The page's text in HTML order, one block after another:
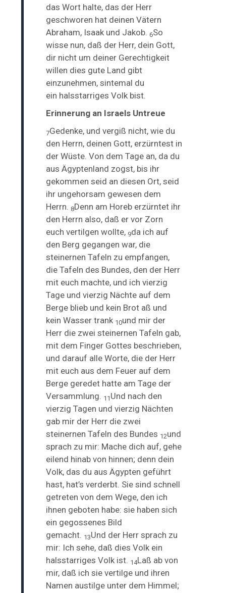
das Wort halte, das der Herr
geschworen hat deinen Vätern
Abraham, Isaak und Jakob. 6So
wisse nun, daß der Herr, dein Gott,
dir nicht um deiner Gerechtigkeit
willen dies gute Land gibt
einzunehmen, sintemal du
ein halsstarriges Volk bist.
Erinnerung an Israels Untreue
7Gedenke, und vergiß nicht, wie du
den Herrn, deinen Gott, erzürntest in
der Wüste. Von dem Tage an, da du
aus Ägyptenland zogst, bis ihr
gekommen seid an diesen Ort, seid
ihr ungehorsam gewesen dem
Herrn.8Denn am Horeb erzürntet ihr
den Herrn also, daß er vor Zorn
euch vertilgen wollte, 9da ich auf
den Berg gegangen war, die
steinernen Tafeln zu empfangen,
die Tafeln des Bundes, den der Herr
mit euch machte, und ich vierzig
Tage und vierzig Nächte auf dem
Berge blieb und kein Brot aß und
kein Wasser trank 10und mir der
Herr die zwei steinernen Tafeln gab,
mit dem Finger Gottes beschrieben,
und darauf alle Worte, die der Herr
mit euch aus dem Feuer auf dem
Berge geredet hatte am Tage der
Versammlung. 11 Und nach den
vierzig Tagen und vierzig Nächten
gab mir der Herr die zwei
steinernen Tafeln des Bundes 12und
sprach zu mir: Mache dich auf, gehe
eilend hinab von hinnen; denn dein
Volk, das du aus Ägypten geführt
hast, hat’s verderbt. Sie sind schnell
getreten von dem Wege, den ich
ihnen geboten habe: sie haben sich
ein gegossenes Bild
gemacht. 13Und der Herr sprach zu
mir: Ich sehe, daß dies Volk ein
halsstarriges Volk ist. 14Laß ab von
mir, daß ich sie vertilge und ihren
Namen austilge unter dem Himmel;